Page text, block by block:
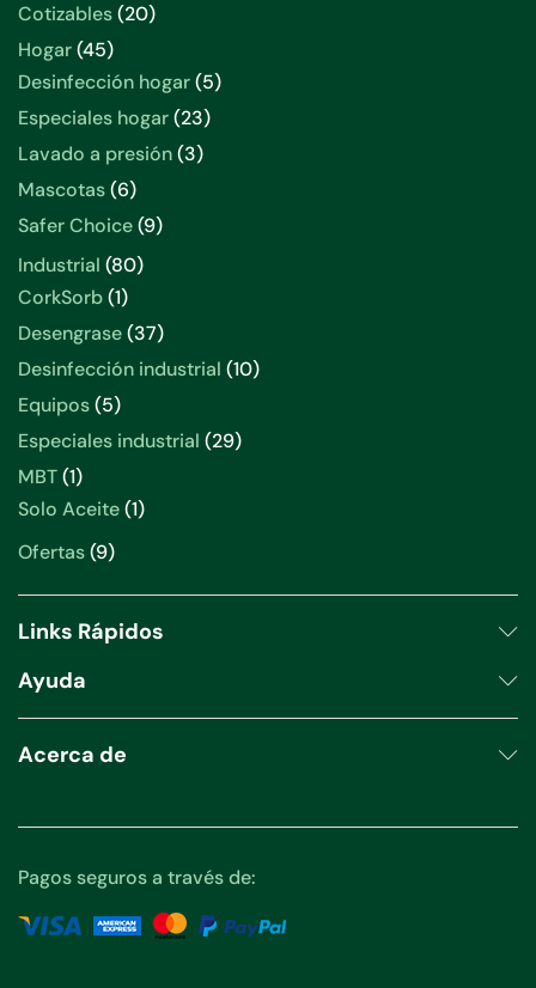
Cotizables 2020
Hogar 4545
productos
Desinfección hogar 55
Especiales hogar 2323
productos
Lavado a presión 33
Mascotas 66
productos
Safer Choice 99
Industrial 8080
CorkSorb 11
producto
Desengrase 3737
productos
Desinfección industrial 1010
Equipos 55
productos
Especiales industrial 2929
MBT 11
producto
Solo Aceite 11
Ofertas 99
Links Rápidos
Ayuda
Acerca de
Pagos seguros a través de: